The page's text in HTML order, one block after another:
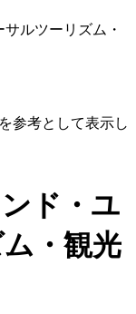
ルツーリズム・
参考として表示し
ド・ユ
・観光